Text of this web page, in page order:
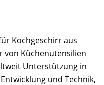
Kochgeschirr aus
von Küchenutensilien
Unterstützung in
und Technik,